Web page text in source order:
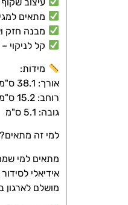
מתאים
מבנה חזק
קל לניקוי
מידות:
אורך: 38.1 ס"מ
רוחב: 15.2 ס"מ
גובה: 5.1 ס"מ
למי זה מתאים?
מתאים למי
אידיאלי
מושלם לארגון